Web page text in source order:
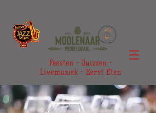
Feesten - Quizzen -
Livemuziek - Eerst Eten